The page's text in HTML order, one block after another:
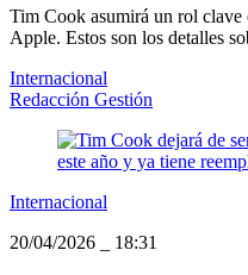
Tim Cook asumirá un rol clave
Apple. Estos son los detalles
Internacional
Redacción Gestión
Internacional
20/04/2026
18:31